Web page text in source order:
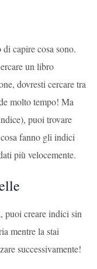
capire cosa sono.
un libro
dovresti cercare tra
molto tempo! Ma
puoi trovare
fanno gli indici
più velocemente.
puoi creare indici sin
mentre la stai
successivamente!